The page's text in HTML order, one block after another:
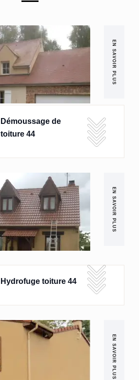
EN SAVOIR PLUS
Démoussage de
toiture 44
EN SAVOIR PLUS
Hydrofuge toiture 44
EN SAVOIR PLUS